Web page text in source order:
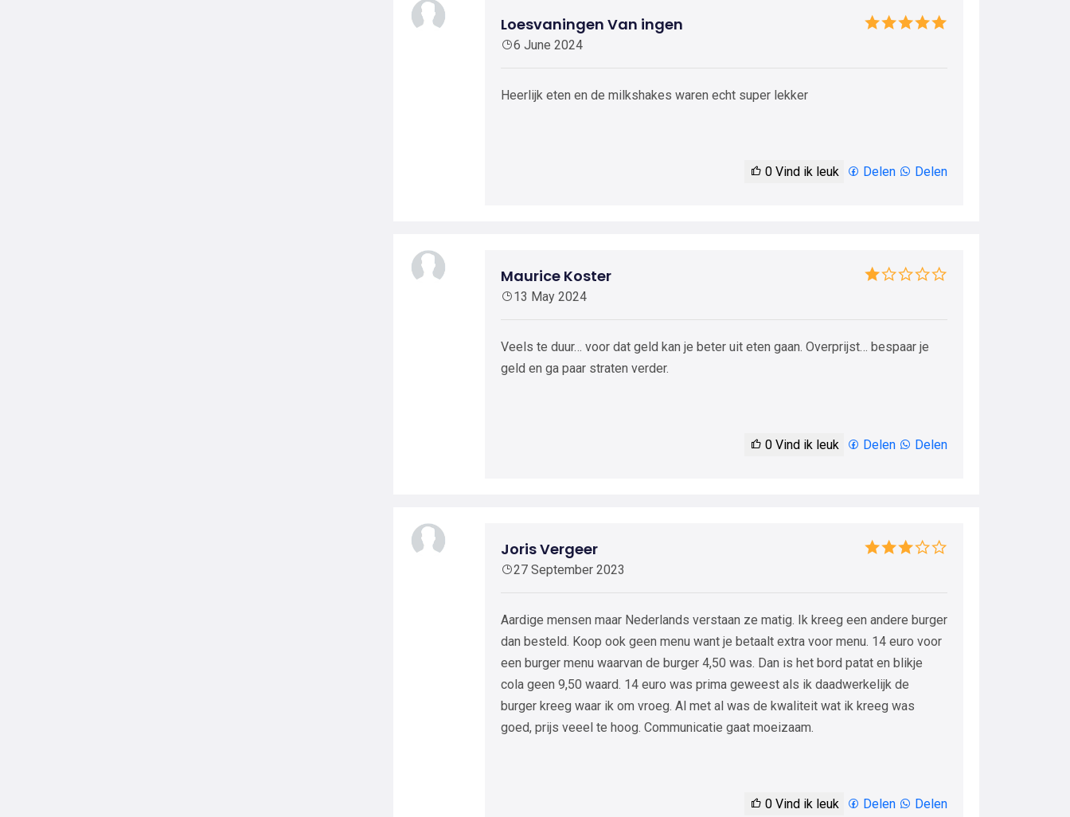
Loesvaningen Van ingen
6 June 2024
Heerlijk eten en de milkshakes waren echt super lekker
0 Vind ik leuk Delen Delen
Maurice Koster
13 May 2024
Veels te duur… voor dat geld kan je beter uit eten gaan. Overprijst… bespaar je
geld en ga paar straten verder.
0 Vind ik leuk Delen Delen
Joris Vergeer
27 September 2023
Aardige mensen maar Nederlands verstaan ze matig. Ik kreeg een andere burger
dan besteld. Koop ook geen menu want je betaalt extra voor menu. 14 euro voor
een burger menu waarvan de burger 4,50 was. Dan is het bord patat en blikje
cola geen 9,50 waard. 14 euro was prima geweest als ik daadwerkelijk de
burger kreeg waar ik om vroeg. Al met al was de kwaliteit wat ik kreeg was
goed, prijs veeel te hoog. Communicatie gaat moeizaam.
0 Vind ik leuk Delen Delen